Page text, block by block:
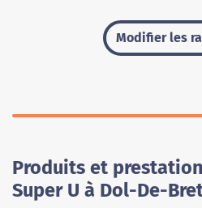
Modifier les
Produits et
Super U à Dol-De-